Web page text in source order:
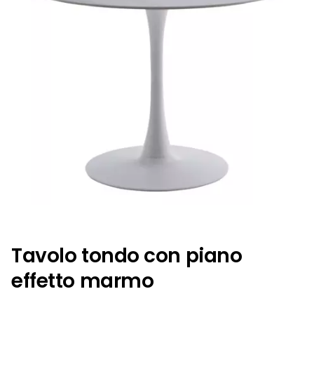
Tavolo tondo con piano
effetto marmo